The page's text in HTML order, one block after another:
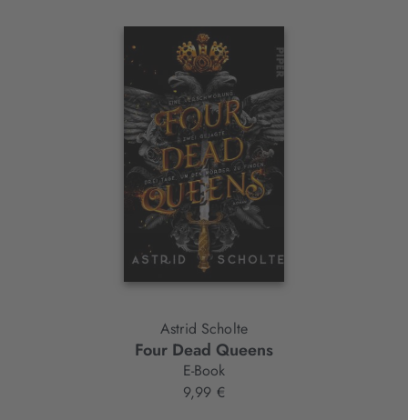
Interaktives
Astrid Scholte
Four Dead Queens
E-Book
9,99 €